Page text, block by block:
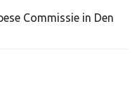
Commissie in Den